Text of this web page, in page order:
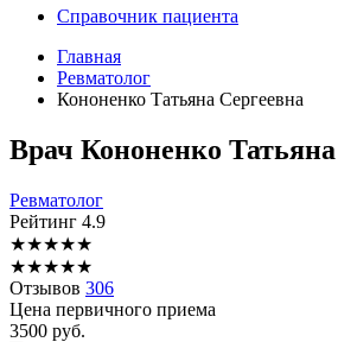
Справочник пациента
Главная
Ревматолог
Кононенко Татьяна Сергеевна
Врач Кононенко
Ревматолог
Рейтинг 4.9
★★★★★
★★★★★
Отзывов 306
Цена первичного приема
3500 руб.